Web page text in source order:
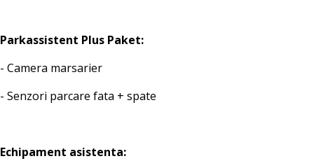
Parkassistent Plus Paket:
- Camera marsarier
- Senzori parcare fata + spate
Echipament asistenta: